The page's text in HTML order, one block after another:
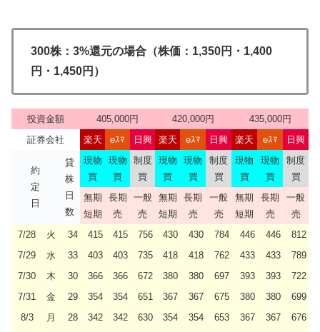
300株：3%還元の場合（株価：1,350円・1,400
円・1,450円）
投資金額 405,000円 420,000円
435,000円
証券会社
楽天 eｽﾏ 日興 楽天 eｽﾏ 日興 楽天 eｽﾏ 日興
約
定
日
貸
株
日
数
現物
買
現物
買
制度
買
現物
買
現物
買
制度
買
現物
買
現物
買
制度
買
無期
短期
長期
売
一般
売
無期
短期
長期
売
一般
売
無期
短期
長期
売
一般
売
7/28
火 34 415 415 756 430 430 784 446 446
812
7/29
水 33 403 403 735 418 418 762 433 433
789
7/30
木 30 366 366 672 380 380 697 393 393
722
7/31
金 29 354 354 651 367 367 675 380 380
699
8/3
月 28 342 342 630 354 354 653 367 367
676